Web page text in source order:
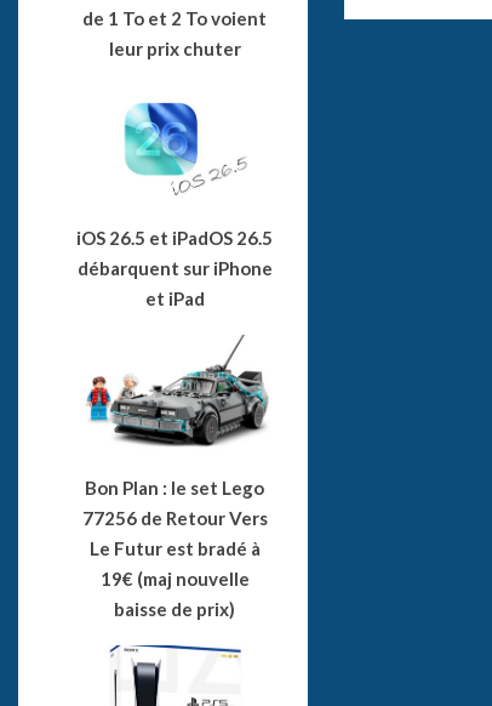
de 1 To et 2 To voient
leur prix chuter
iOS 26.5 et iPadOS 26.5
débarquent sur iPhone
et iPad
Bon Plan : le set Lego
77256 de Retour Vers
Le Futur est bradé à
19€ (maj nouvelle
baisse de prix)